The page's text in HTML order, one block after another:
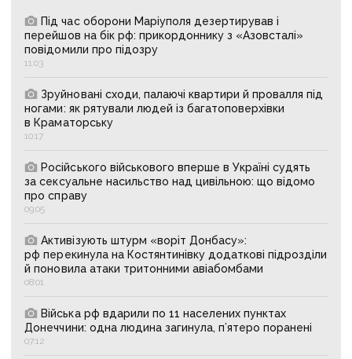
Під час оборони Маріуполя дезертирував і
перейшов на бік рф: прикордоннику з «Азовсталі»
повідомили про підозру
11:03
Зруйновані сходи, палаючі квартири й провалля під
ногами: як рятували людей із багатоповерхівки
в Краматорську
10:17
Російського військового вперше в Україні судять
за сексуальне насильство над цивільною: що відомо
про справу
09:05
Активізують штурм «воріт Донбасу»:
рф перекинула на Костянтинівку додаткові підрозділи
й поновила атаки тритонними авіабомбами
08:01
Війська рф вдарили по 11 населених пунктах
Донеччини: одна людина загинула, п’ятеро поранені
07:12